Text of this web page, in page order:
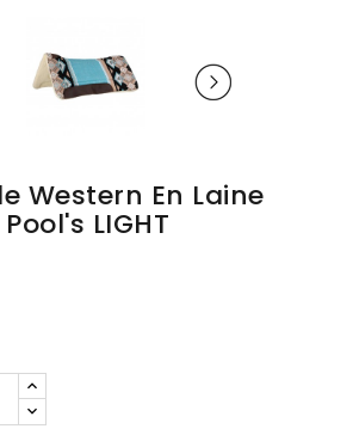
Western En Laine
LIGHT